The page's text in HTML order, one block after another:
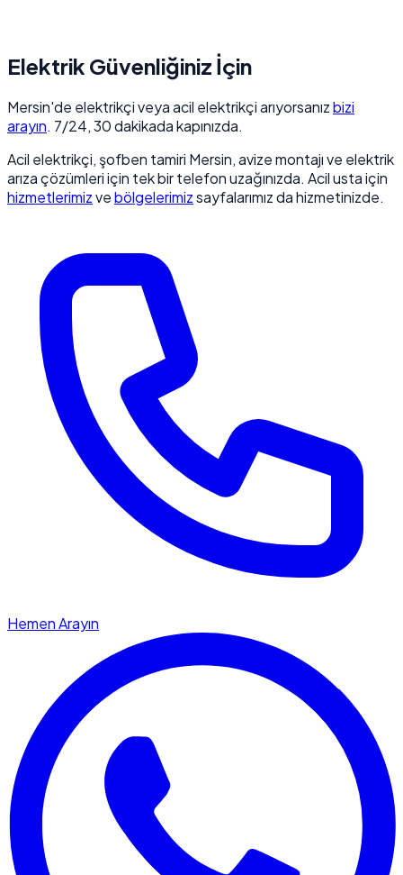
Elektrik Güvenliğiniz İçin
Mersin'de elektrikçi veya acil elektrikçi arıyorsanızbizi
arayın. 7/24, 30 dakikada kapınızda.
Acil elektrikçi, şofben tamiri Mersin, avize montajı ve elektrik
arıza çözümleri için tek bir telefon uzağınızda. Acil usta için
hizmetlerimizvebölgelerimizsayfalarımız da hizmetinizde.
Hemen Arayın